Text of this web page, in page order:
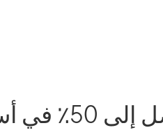
يعزز إشراق